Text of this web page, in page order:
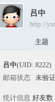
›
吕中
http://
主题
吕中(UID: 8222)
邮箱状态
未验证
统计信息 好友数